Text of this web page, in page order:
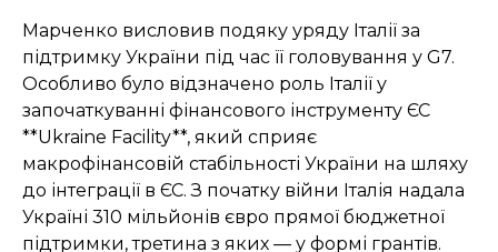
Марченко висловив подяку уряду Італії за
підтримку України під час її головування у G7.
Особливо було відзначено роль Італії у
започаткуванні фінансового інструменту ЄС
**Ukraine Facility**, який сприяє
макрофінансовій стабільності України на шляху
до інтеграції в ЄС. З початку війни Італія надала
Україні 310 мільйонів євро прямої бюджетної
підтримки, третина з яких — у формі грантів.